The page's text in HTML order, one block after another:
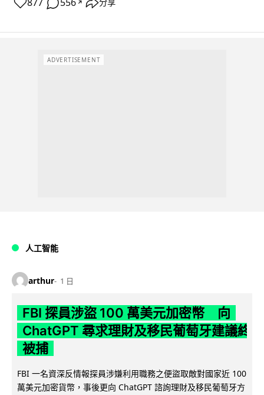
877 556 ↗ 分享
ADVERTISEMENT
人工智能
arthur 1 日
FBI 探員涉盜 100 萬美元加密幣 向
ChatGPT 尋求理財及移民葡萄牙建議終
被捕
FBI 一名資深反情報探員涉嫌利用職務之便盜取敵對國家近 100
萬美元加密貨幣，事後更向 ChatGPT 諮詢理財及移民葡萄牙方